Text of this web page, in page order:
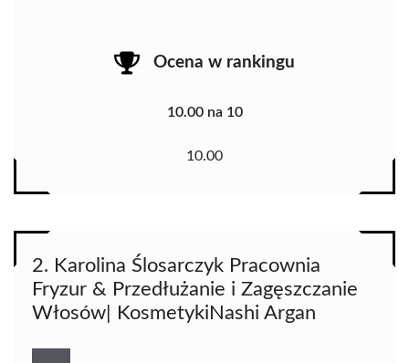
Ocena w rankingu
10.00 na 10
10.00
2. Karolina Ślosarczyk Pracownia
Fryzur & Przedłużanie i Zagęszczanie
Włosów| KosmetykiNashi Argan